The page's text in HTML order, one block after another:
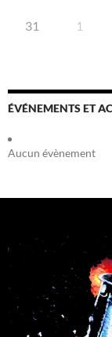
31 1
ÉVÉNEMENTS ET
Aucun évènement